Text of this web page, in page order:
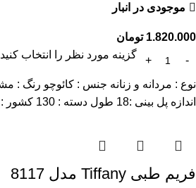
موجودی در انبار
1.820.000 تومان
گزینه مورد نظر را انتخاب کنید
اندازه پل بینی :18 طول دسته : 130 کشور : ترکیه
فریم طبی Tiffany مدل 8117